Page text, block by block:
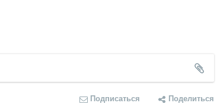
Подписаться Поделиться